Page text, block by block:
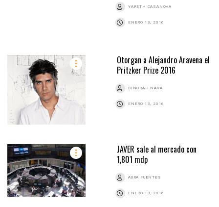
YARETH CASANOVA
ENERO 13, 2016
Otorgan a Alejandro Aravena el
Pritzker Prize 2016
DINORAH NAVA
ENERO 13, 2016
JAVER sale al mercado con
1,801 mdp
AURA FUENTES
ENERO 13, 2016